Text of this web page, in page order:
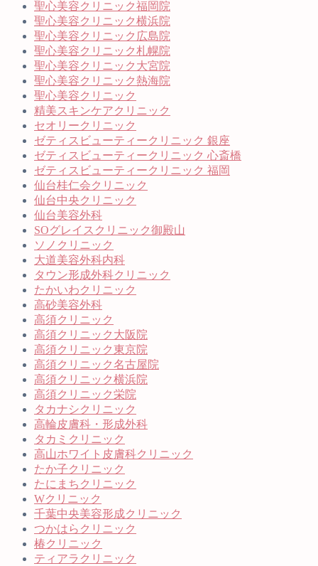
聖心美容クリニック福岡院
聖心美容クリニック横浜院
聖心美容クリニック広島院
聖心美容クリニック札幌院
聖心美容クリニック大宮院
聖心美容クリニック熱海院
聖心美容クリニック
精美スキンケアクリニック
セオリークリニック
ゼティスビューティークリニック 銀座
ゼティスビューティークリニック 心斎橋
ゼティスビューティークリニック 福岡
仙台桂仁会クリニック
仙台中央クリニック
仙台美容外科
SOグレイスクリニック御殿山
ソノクリニック
大道美容外科内科
タウン形成外科クリニック
たかいわクリニック
高砂美容外科
高須クリニック
高須クリニック大阪院
高須クリニック東京院
高須クリニック名古屋院
高須クリニック横浜院
高須クリニック栄院
タカナシクリニック
高輪皮膚科・形成外科
タカミクリニック
高山ホワイト皮膚科クリニック
たか子クリニック
たにまちクリニック
Wクリニック
千葉中央美容形成クリニック
つかはらクリニック
椿クリニック
ティアラクリニック